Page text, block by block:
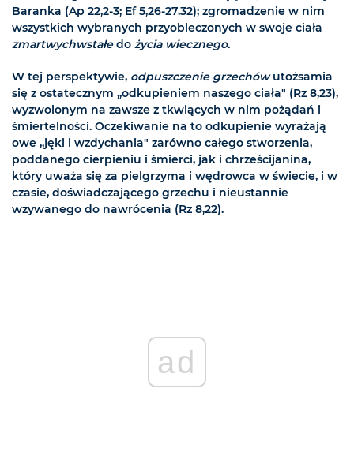
Baranka (Ap 22,2-3; Ef 5,26-27.32); zgromadzenie w nim
wszystkich wybranych przyobleczonych w swoje ciała
zmartwychwstałedo życia wiecznego.
W tej perspektywie, odpuszczenie grzechówutożsamia
się z ostatecznym „odkupieniem naszego ciała" (Rz 8,23),
wyzwolonym na zawsze z tkwiących w nim pożądań i
śmiertelności. Oczekiwanie na to odkupienie wyrażają
owe „jęki i wzdychania" zarówno całego stworzenia,
poddanego cierpieniu i śmierci, jak i chrześcijanina,
który uważa się za pielgrzyma i wędrowca w świecie, i w
czasie, doświadczającego grzechu i nieustannie
wzywanego do nawrócenia (Rz 8,22).
ad